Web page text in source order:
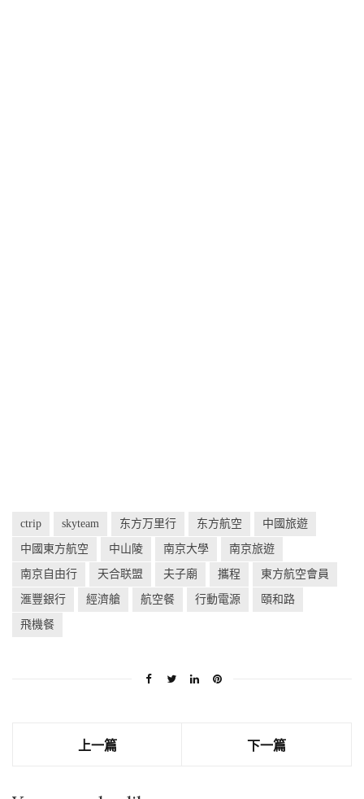
ctrip skyteam 东方万里行 东方航空 中國旅遊
中國東方航空 中山陵 南京大學 南京旅遊
南京自由行 天合联盟 夫子廟 攜程 東方航空會員
滙豐銀行 經濟艙 航空餐 行動電源 頤和路
飛機餐
上一篇 下一篇